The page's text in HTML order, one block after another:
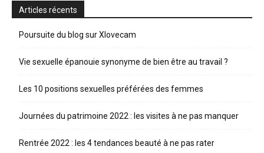
Articles récents
Poursuite du blog sur Xlovecam
Vie sexuelle épanouie synonyme de bien être au travail ?
Les 10 positions sexuelles préférées des femmes
Journées du patrimoine 2022 : les visites à ne pas manquer
Rentrée 2022 : les 4 tendances beauté à ne pas rater